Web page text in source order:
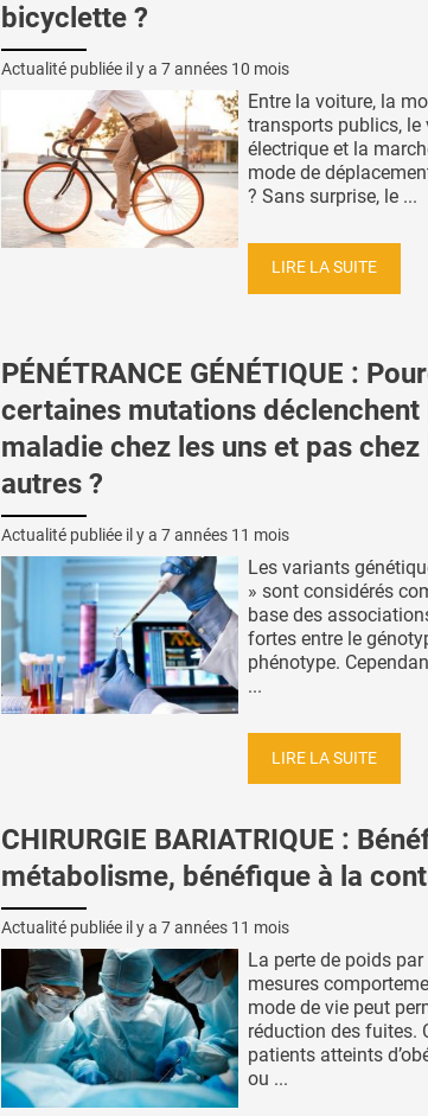
bicyclette ?
Actualité publiée il y a 7 années 10 mois
Entre la voiture, la
transports publics, le
électrique et la
mode de
? Sans surprise, le ...
LIRE LA SUITE
PÉNÉTRANCE GÉNÉTIQUE :
certaines mutations déclenchent
maladie chez les uns et pas chez
autres ?
Actualité publiée il y a 7 années 11 mois
Les variants
» sont considérés
base des
fortes entre le
phénotype.
...
LIRE LA SUITE
CHIRURGIE BARIATRIQUE :
métabolisme, bénéfique à la
Actualité publiée il y a 7 années 11 mois
La perte de poids par
mesures
mode de vie peut
réduction des fuites.
patients atteints
ou ...